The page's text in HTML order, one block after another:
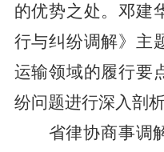
的优势之处。邓建
行与纠纷调解》主
运输领域的履行要
纷问题进行深入剖
省律协商事调